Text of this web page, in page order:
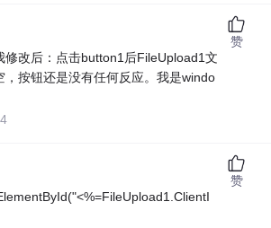
修改后：点击button1后FileUpload1文
，按钮还是没有任何反应。我是windo
赞
赞